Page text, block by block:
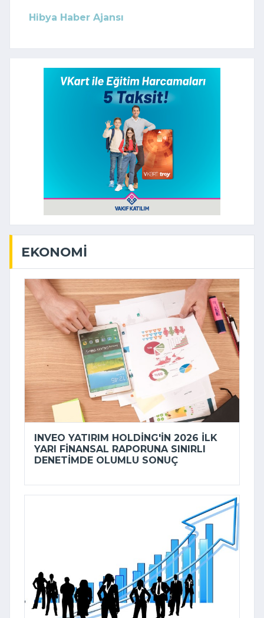
Hibya Haber Ajansı
EKONOMI
INVEO YATIRIM HOLDING'IN 2026 ILK
YARI FINANSAL RAPORUNA SINIRLI
DENETIMDE OLUMLU SONUÇ